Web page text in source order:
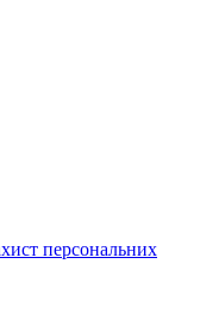
персональних